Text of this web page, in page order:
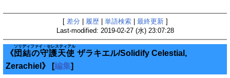
[ 差分 履歴| 単語検索| 最終更新]
Last-modified: 2019-02-27 (水) 23:07:28
《団結の守護天使
ソリディファイ・セレスティアル
ザラキエル/Solidify Celestial,
Zerachiel》
[編集]